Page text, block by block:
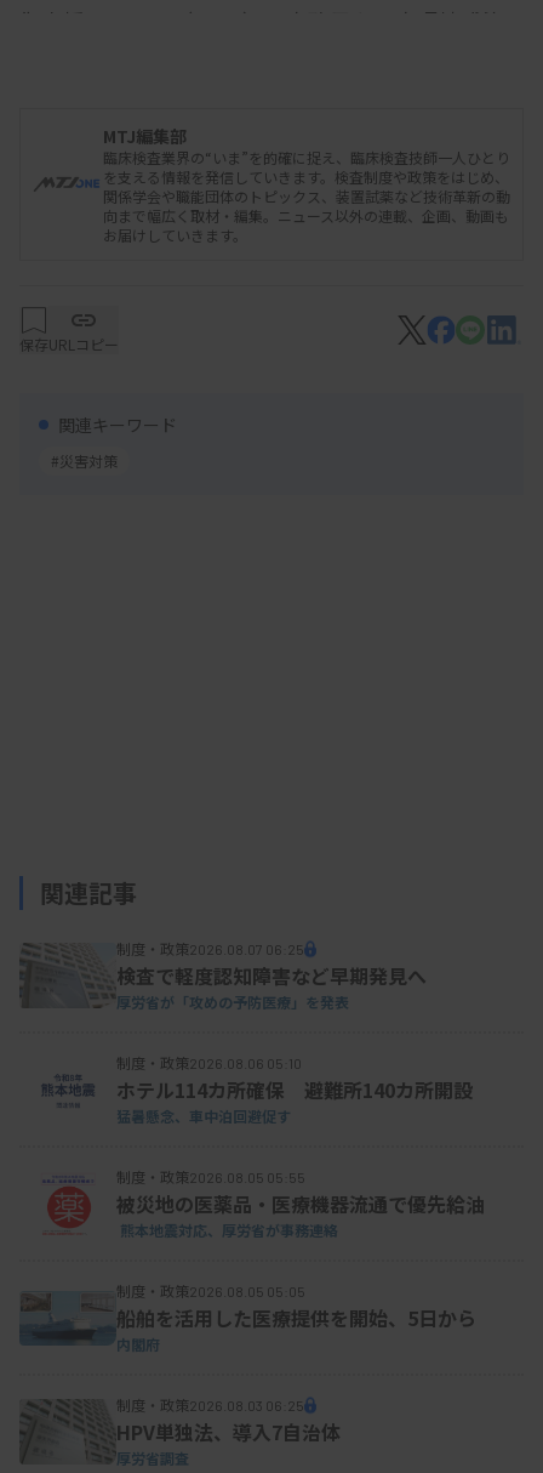
御支援チーム」（DICT）の事務局を日本環境感染
同学会によるとDICTは、学会内の常設委員会と
して2016年に発足。現在、委員会委員15人、研修
を修了した約700人が登録している。また企業15社
制、派遣・後方支援の体制を平時から整える方針
だ。
MTJ編集部
臨床検査業界の“いま”を的確に捉え、臨床検査技師一人ひとり
を支える情報を発信していきます。検査制度や政策をはじめ、
関係学会や職能団体のトピックス、装置試薬など技術革新の動
向まで幅広く取材・編集。ニュース以外の連載、企画、動画も
お届けしていきます。
保存URLコピー
関連キーワード
#災害対策
関連記事
制度・政策2026.08.07 06:25
検査で軽度認知障害など早期発見へ
厚労省が「攻めの予防医療」を発表
制度・政策2026.08.06 05:10
ホテル114カ所確保 避難所140カ所開設
猛暑懸念、車中泊回避促す
制度・政策2026.08.05 05:55
被災地の医薬品・医療機器流通で優先給油
熊本地震対応、厚労省が事務連絡
制度・政策2026.08.05 05:05
船舶を活用した医療提供を開始、5日から
内閣府
制度・政策2026.08.03 06:25
HPV単独法、導入7自治体
厚労省調査